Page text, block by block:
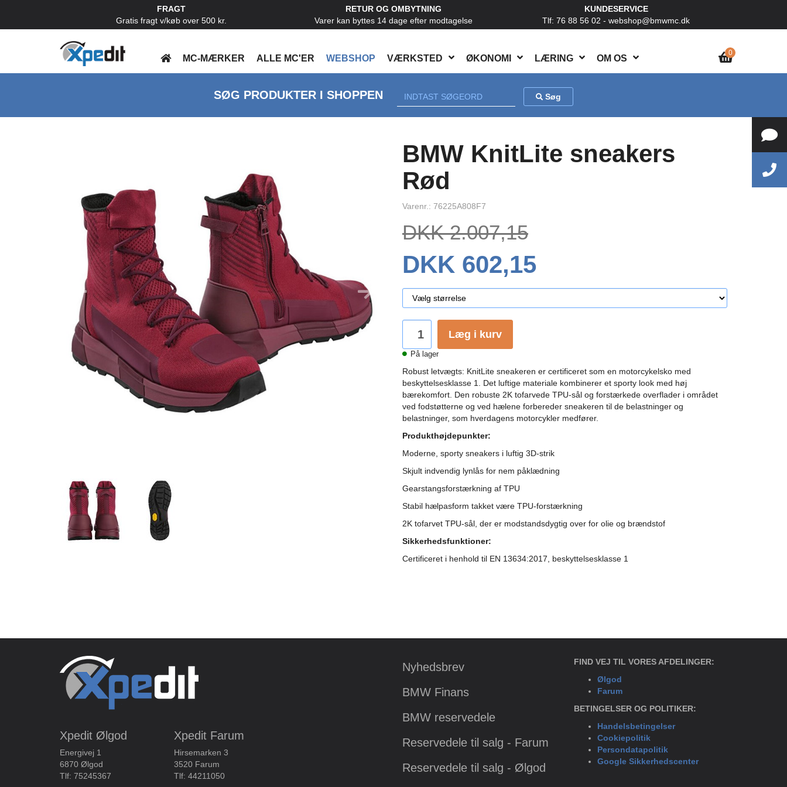
MC-MÆRKER ALLE MC'ER WEBSHOP VÆRKSTED ØKONOMI LÆRING OM OS
0
FRAGT
Gratis fragt v/køb over 500 kr.
RETUR OG OMBYTNING
Varer kan byttes 14 dage efter modtagelse
KUNDESERVICE
Tlf: 76 88 56 02 - webshop@bmwmc.dk
SØG PRODUKTER I SHOPPEN Søg
BMW KnitLite sneakers
Rød
Varenr.: 76225A808F7
DKK 2.007,15
DKK 602,15
Læg i kurv
På lager
Robust letvægts: KnitLite sneakeren er certificeret som en motorcykelsko med
beskyttelsesklasse 1. Det luftige materiale kombinerer et sporty look med høj
bærekomfort. Den robuste 2K tofarvede TPU-sål og forstærkede overflader i området
ved fodstøtterne og ved hælene forbereder sneakeren til de belastninger og
belastninger, som hverdagens motorcykler medfører.
Produkthøjdepunkter:
Moderne, sporty sneakers i luftig 3D-strik
Skjult indvendig lynlås for nem påklædning
Gearstangsforstærkning af TPU
Stabil hælpasform takket være TPU-forstærkning
2K tofarvet TPU-sål, der er modstandsdygtig over for olie og brændstof
Sikkerhedsfunktioner:
Certificeret i henhold til EN 13634:2017, beskyttelsesklasse 1
Xpedit Ølgod
Energivej 1
6870 Ølgod
Tlf: 75245367
Xpedit Farum
Hirsemarken 3
3520 Farum
Tlf: 44211050
Nyhedsbrev
BMW Finans
BMW reservedele
Reservedele til salg - Farum
Reservedele til salg - Ølgod
FIND VEJ TIL VORES AFDELINGER:
Ølgod
Farum
BETINGELSER OG POLITIKER:
Handelsbetingelser
Cookiepolitik
Persondatapolitik
Google Sikkerhedscenter